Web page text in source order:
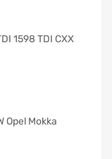
1598 TDI CXX
Opel Mokka